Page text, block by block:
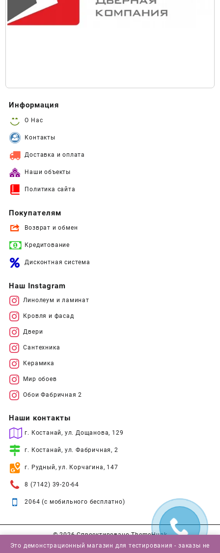
Информация
О Нас
Контакты
Доставка и оплата
Наши объекты
Политика сайта
Покупателям
Возврат и обмен
Кредитование
Дисконтная система
Наш Instagram
Линолеум и ламинат
Кровля и фасад
Двери
Сантехника
Керамика
Мир обоев
Обои Фабричная 2
Наши контакты
г. Костанай, ул. Дощанова, 129
г. Костанай, ул. Фабричная, 2
г. Рудный, ул. Корчагина, 147
8 (7142) 39-20-64
2064 (с мобильного бесплатно)
© 2026Спроектировано ThemeHunk
Это демонстрационный магазин для тестирования - заказы не